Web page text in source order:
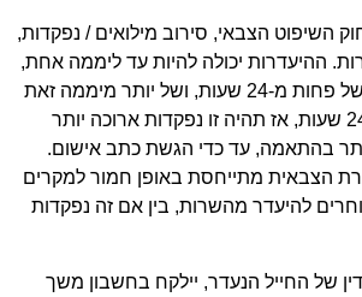
לסעיף 94 לחוק השיפוט הצבאי, סירוב מילואים / נפקדות,
ההיעדרות יכולה להיות עד ליממה אחת,
אזי תהיה זו היעדרות של פחות מ-24 שעות, ושל יותר מיממה זאת
היעדרות של יותר מ-24 שעות, אז תהיה זו נפקדות ארוכה יותר
בהתאמה, עד כדי הגשת כתב אישום.
הצבאית מתייחסת באופן חמור למקרים
להיעדר מהשרות, בין אם זה נפקדות
של החייל הנעדר, יילקח בחשבון משך